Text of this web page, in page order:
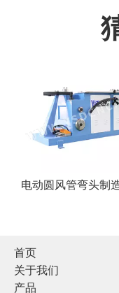
电动圆风管弯头制
首页
关于我们
产品